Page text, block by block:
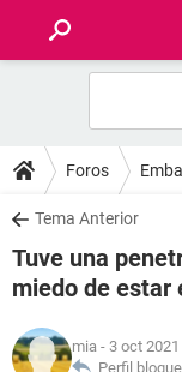
FOROS
SALUD
FAMILIA
NUTRICIÓN
Foros
Tema Anterior
Tuve una
miedo de estar
mia - 3 oct
Perfil